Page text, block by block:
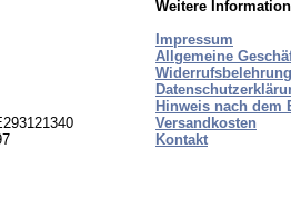
Weitere
Impressum
Allgemeine
Hinweis nach dem
Versandkosten
Kontakt